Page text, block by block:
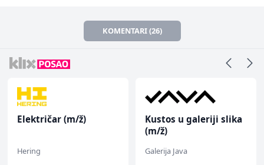
KOMENTARI (26)
Električar (m/ž)
Hering
Kustos u galeriji slika
(m/ž)
Galerija Java